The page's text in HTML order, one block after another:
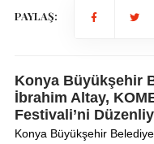
PAYLAŞ:
Konya Büyükşehir
İbrahim Altay,
Festivali’ni
Konya Büyükşehir